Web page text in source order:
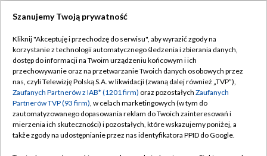
TVP
Abonament TVP
Emisja w TVP
Centrum informacji TVP
Naziemna Telewizja Cyfrowa
Regulamin TVP
Polityka prywatności
Moje zgody
Pomoc
Szanujemy Twoją prywatność
Kliknij "Akceptuję i przechodzę do serwisu", aby wyrazić zgody na
korzystanie z technologii automatycznego śledzenia i zbierania danych,
dostęp do informacji na Twoim urządzeniu końcowym i ich
przechowywanie oraz na przetwarzanie Twoich danych osobowych przez
nas, czyli Telewizję Polską S.A. w likwidacji (zwaną dalej również „TVP”),
Zaufanych Partnerów z IAB* (1201 firm) oraz pozostałych Zaufanych
Partnerów TVP (93 firm), w celach marketingowych (w tym do
zautomatyzowanego dopasowania reklam do Twoich zainteresowań i
mierzenia ich skuteczności) i pozostałych, które wskazujemy poniżej, a
także zgody na udostępnianie przez nas identyfikatora PPID do Google.